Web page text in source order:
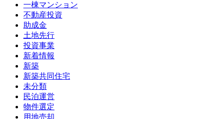
一棟マンション
不動産投資
助成金
土地先行
投資事業
新着情報
新築
新築共同住宅
未分類
民泊運営
物件選定
用地売却